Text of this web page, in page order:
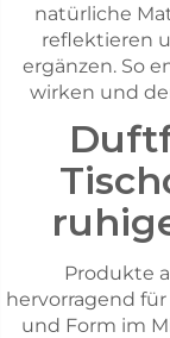
natürliche
reflektieren
ergänzen. So
wirken und
Produkte
hervorragend
und Form im